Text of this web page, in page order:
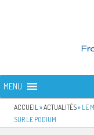
MENU
ACCUEIL »ACTUALITÉS» LE
SUR LE PODIUM